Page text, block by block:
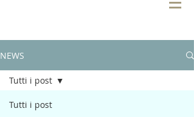
NEWS
Tutti i post
Tutti i post